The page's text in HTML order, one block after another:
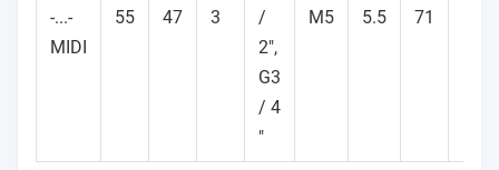
-...-
MIDI
55 47 3
/
2",
G3
/ 4
"
M5 5.5 71